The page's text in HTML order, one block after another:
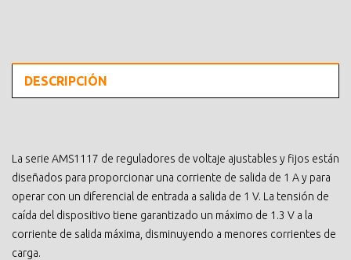
DESCRIPCIÓN
La serie AMS1117 de reguladores de voltaje ajustables y fijos están
diseñados para proporcionar una corriente de salida de 1 A y para
operar con un diferencial de entrada a salida de 1 V. La tensión de
caída del dispositivo tiene garantizado un máximo de 1.3 V a la
corriente de salida máxima, disminuyendo a menores corrientes de
carga.